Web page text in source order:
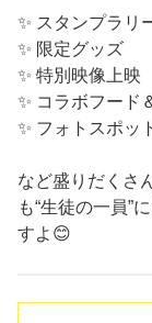
✨ スタンプラリ
✨ 限定グッズ
✨ 特別映像上映
✨ コラボフード
✨ フォトスポッ
など盛りだくさ
も“生徒の一員”
すよ😊